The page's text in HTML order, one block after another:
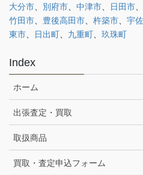
大分市、 別府市、 中津市、 日田市、
竹田市、 豊後高田市、 杵築市、 宇
東市、 日出町、 九重町、 玖珠町
Index
ホーム
出張査定・買取
取扱商品
買取・査定申込フォーム